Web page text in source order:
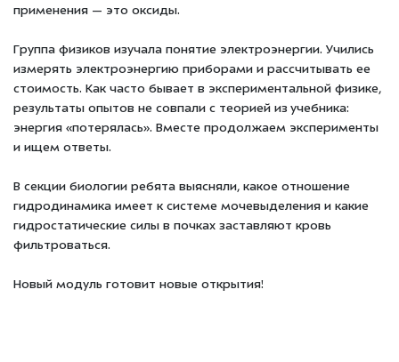
применения — это оксиды.
Группа физиков изучала понятие электроэнергии. Учились
измерять электроэнергию приборами и рассчитывать ее
стоимость. Как часто бывает в экспериментальной физике,
результаты опытов не совпали с теорией из учебника:
энергия «потерялась». Вместе продолжаем эксперименты
и ищем ответы.
В секции биологии ребята выясняли, какое отношение
гидродинамика имеет к системе мочевыделения и какие
гидростатические силы в почках заставляют кровь
фильтроваться.
Новый модуль готовит новые открытия!